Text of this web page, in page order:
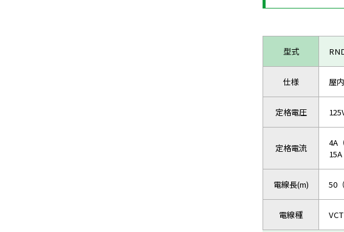
型式
仕様 屋
定格電圧
定格電流
4A
電線長(m) 50
電線種